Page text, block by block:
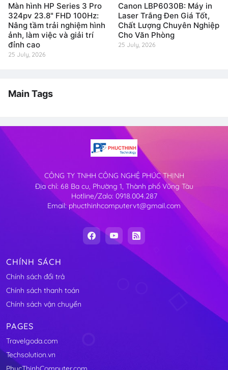
Màn hình HP Series 3 Pro
324pv 23.8" FHD 100Hz:
Nâng tầm trải nghiệm hình
ảnh, làm việc và giải trí
đỉnh cao
25 July, 2026
Canon LBP6030B: Máy in
Laser Trắng Đen Giá Tốt,
Chất Lượng Chuyên Nghiệp
Cho Văn Phòng
25 July, 2026
Main Tags
CÔNG TY TNHH CÔNG NGHỆ PHÚC THỊNH
Địa chỉ: 68 Ba cu, Phường 1, Thành phố Vũng Tàu
Hotline/Zalo: 0918.004.287
Email: phucthinhcomputervt@gmail.com
CHÍNH SÁCH
Chính sách đổi trả
Chính sách thanh toán
Chính sách vận chuyển
PAGES
Travelgoda.com
Techsolution.vn